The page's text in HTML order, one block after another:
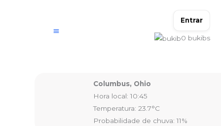
Entrar
0 bukibs
Columbus, Ohio
Hora local: 10:45
Temperatura: 23.7°C
Probabilidade de chuva: 11%